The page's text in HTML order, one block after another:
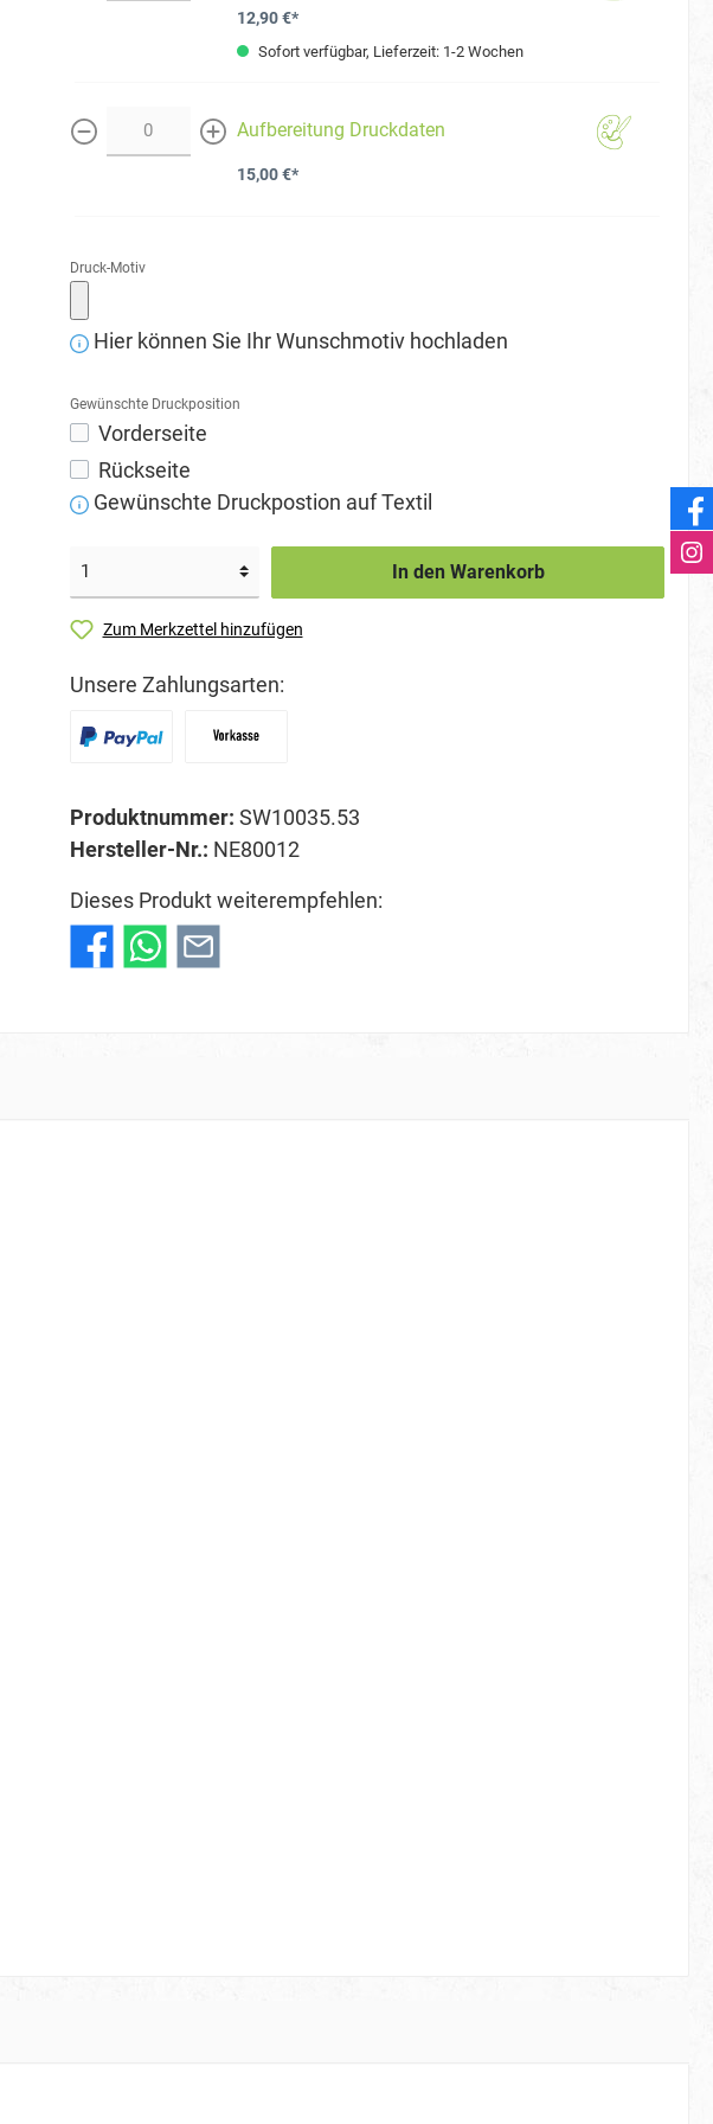
12,90 €*
Sofort verfügbar, Lieferzeit: 1-2 Wochen
weniger mehr
Aufbereitung Druckdaten
15,00 €*
Druck-Motiv
Hier können Sie Ihr Wunschmotiv hochladen
Gewünschte Druckposition
Vorderseite
Rückseite
Gewünschte Druckpostion auf Textil
In den Warenkorb
Zum Merkzettel hinzufügen
Unsere Zahlungsarten:
Produktnummer: SW10035.53
Hersteller-Nr.: NE80012
Dieses Produkt weiterempfehlen: